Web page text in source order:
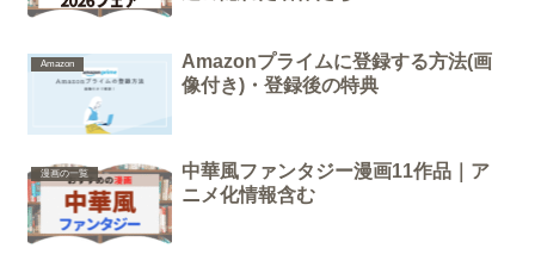
Amazon
Amazonプライムに登録する方法(画
像付き)・登録後の特典
漫画の一覧
中華風ファンタジー漫画11作品｜ア
ニメ化情報含む